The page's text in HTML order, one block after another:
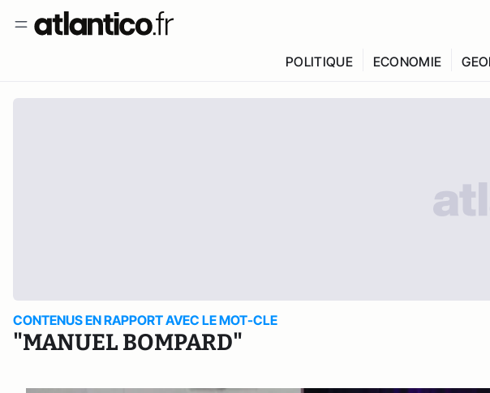
POLITIQUE ECONOMIE
CONTENUS EN RAPPORT AVEC LE MOT-CLE
"MANUEL BOMPARD"